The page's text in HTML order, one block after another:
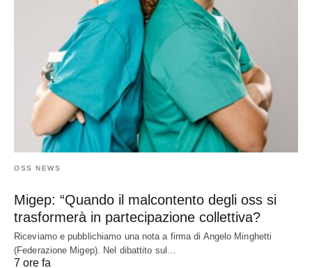
OSS NEWS
Migep: “Quando il malcontento degli oss si
trasformerà in partecipazione collettiva?
Riceviamo e pubblichiamo una nota a firma di Angelo Minghetti
(Federazione Migep). Nel dibattito sul…
7 ore fa